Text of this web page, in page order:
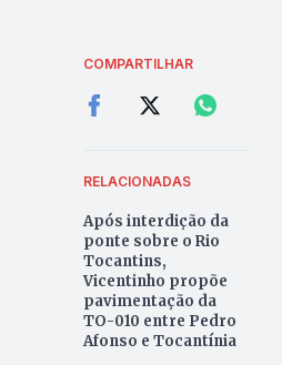
COMPARTILHAR
RELACIONADAS
Após interdição da
ponte sobre o Rio
Tocantins,
Vicentinho propõe
pavimentação da
TO-010 entre Pedro
Afonso e Tocantínia